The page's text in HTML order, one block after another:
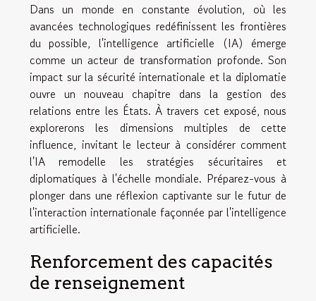
Dans un monde en constante évolution, où les
avancées technologiques redéfinissent les frontières
du possible, l'intelligence artificielle (IA) émerge
comme un acteur de transformation profonde. Son
impact sur la sécurité internationale et la diplomatie
ouvre un nouveau chapitre dans la gestion des
relations entre les États. À travers cet exposé, nous
explorerons les dimensions multiples de cette
influence, invitant le lecteur à considérer comment
l'IA remodelle les stratégies sécuritaires et
diplomatiques à l'échelle mondiale. Préparez-vous à
plonger dans une réflexion captivante sur le futur de
l'interaction internationale façonnée par l'intelligence
artificielle.
Renforcement des capacités
de renseignement